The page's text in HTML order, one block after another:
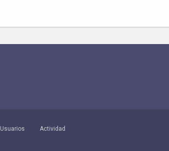
Usuarios Actividad